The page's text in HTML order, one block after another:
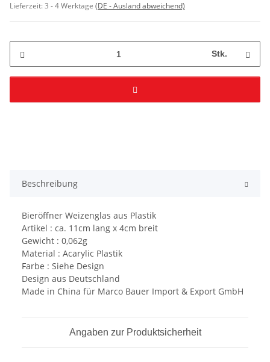
Lieferzeit:3 - 4 Werktage (DE - Ausland abweichend)
Stk.
Beschreibung
Bieröffner Weizenglas aus Plastik
Artikel : ca. 11cm lang x 4cm breit
Gewicht : 0,062g
Material : Acarylic Plastik
Farbe : Siehe Design
Design aus Deutschland
Made in China für Marco Bauer Import & Export GmbH
Angaben zur Produktsicherheit